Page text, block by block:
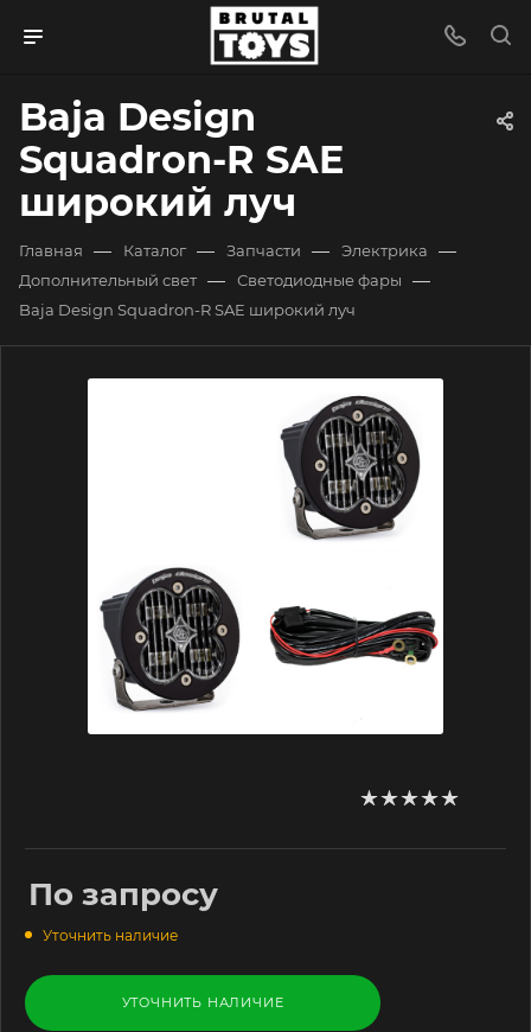
Baja Design
Squadron-R SAE
широкий луч
Главная — Каталог — Запчасти — Электрика —
Дополнительный свет — Светодиодные фары —
Baja Design Squadron-R SAE широкий луч
По запросу
Уточнить наличие
УТОЧНИТЬ НАЛИЧИЕ